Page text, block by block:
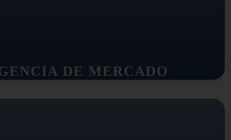
DE MERCADO